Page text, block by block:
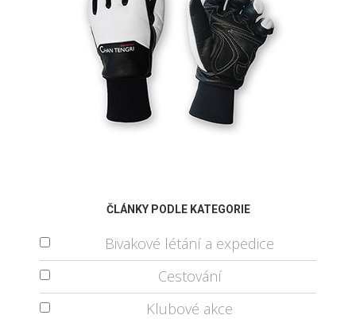
ČLÁNKY PODLE KATEGORIE
Bivakové létání a expedice
Cestování
Klubové akce